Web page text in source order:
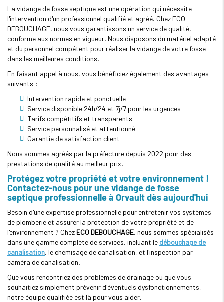
La vidange de fosse septique est une opération qui nécessite
l'intervention d'un professionnel qualifié et agréé. Chez ECO
DEBOUCHAGE, nous vous garantissons un service de qualité,
conforme aux normes en vigueur. Nous disposons du matériel adapté
et du personnel compétent pour réaliser la vidange de votre fosse
dans les meilleures conditions.
En faisant appel à nous, vous bénéficiez également des avantages
suivants :
Intervention rapide et ponctuelle
Service disponible 24h/24 et 7j/7 pour les urgences
Tarifs compétitifs et transparents
Service personnalisé et attentionné
Garantie de satisfaction client
Nous sommes agréés par la préfecture depuis 2022 pour des
prestations de qualité au meilleur prix.
Protégez votre propriété et votre environnement !
Contactez-nous pour une vidange de fosse
septique professionnelle à Orvault dès aujourd'hui
Besoin d'une expertise professionnelle pour entretenir vos systèmes
de plomberie et assurer la protection de votre propriété et de
l'environnement ? ChezECO DEBOUCHAGE, nous sommes spécialisés
dans une gamme complète de services, incluant le débouchage de
canalisation, le chemisage de canalisation, et l'inspection par
caméra de canalisation.
Que vous rencontriez des problèmes de drainage ou que vous
souhaitiez simplement prévenir d'éventuels dysfonctionnements,
notre équipe qualifiée est là pour vous aider.